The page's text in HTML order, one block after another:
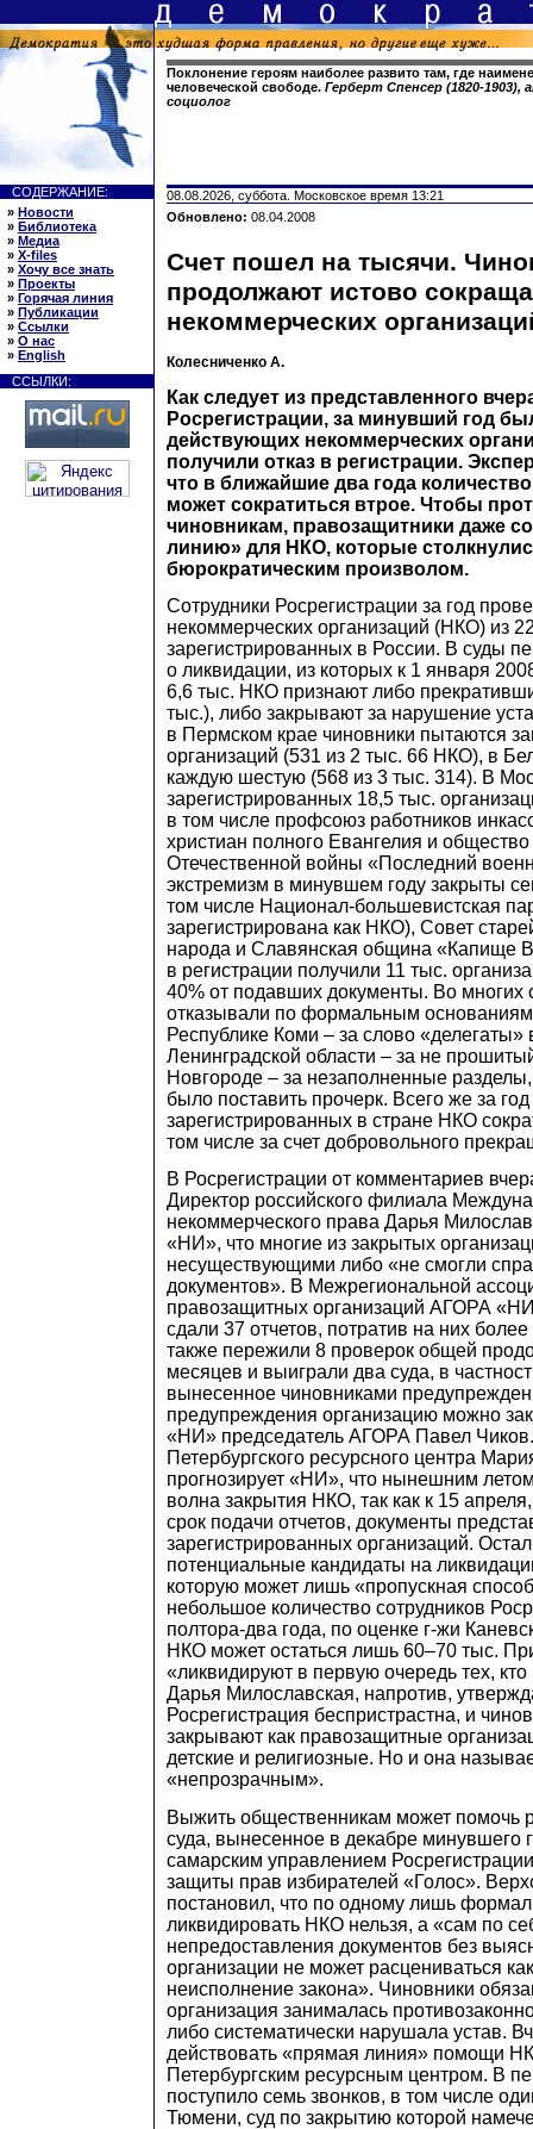
Поклонение героям наиболее развито там, где
человеческой свободе. Герберт Спенсер (1820-1903),
социолог
СОДЕРЖАНИЕ:
» Новости
» Библиотека
» Медиа
» X-files
» Хочу все знать
» Проекты
» Горячая линия
» Публикации
» Ссылки
» О нас
» English
ССЫЛКИ:
08.08.2026, суббота. Московское время 13:21
Обновлено: 08.04.2008
Счет пошел на тысячи.
продолжают истово
некоммерческих
Колесниченко А.
Как следует из представленного
Росрегистрации, за минувший год
действующих некоммерческих
получили отказ в регистрации.
что в ближайшие два года
может сократиться втрое. Чтобы
чиновникам, правозащитники даже
линию» для НКО, которые
бюрократическим произволом.
Сотрудники Росрегистрации за год
некоммерческих организаций (НКО) из
зарегистрированных в России. В суды
о ликвидации, из которых к 1 января
6,6 тыс. НКО признают либо
тыс.), либо закрывают за нарушение
в Пермском крае чиновники пытаются
организаций (531 из 2 тыс. 66 НКО), в
каждую шестую (568 из 3 тыс. 314). В
зарегистрированных 18,5 тыс.
в том числе профсоюз работников
христиан полного Евангелия и
Отечественной войны «Последний
экстремизм в минувшем году закрыты
том числе Национал-большевистская
зарегистрирована как НКО), Совет
народа и Славянская община «Капище
в регистрации получили 11 тыс.
40% от подавших документы. Во многих
отказывали по формальным
Республике Коми – за слово
Ленинградской области – за не
Новгороде – за незаполненные
было поставить прочерк. Всего же за
зарегистрированных в стране НКО
том числе за счет добровольного
В Росрегистрации от комментариев
Директор российского филиала
некоммерческого права Дарья
«НИ», что многие из закрытых
несуществующими либо «не смогли
документов». В Межрегиональной
правозащитных организаций АГОРА
сдали 37 отчетов, потратив на них более
также пережили 8 проверок общей
месяцев и выиграли два суда, в
вынесенное чиновниками
предупреждения организацию можно
«НИ» председатель АГОРА Павел
Петербургского ресурсного центра
прогнозирует «НИ», что нынешним
волна закрытия НКО, так как к 15 апреля,
срок подачи отчетов, документы
зарегистрированных организаций.
потенциальные кандидаты на
которую может лишь «пропускная
небольшое количество сотрудников
полтора-два года, по оценке г-жи
НКО может остаться лишь 60–70 тыс.
«ликвидируют в первую очередь тех, кто
Дарья Милославская, напротив,
Росрегистрация беспристрастна, и
закрывают как правозащитные
детские и религиозные. Но и она
«непрозрачным».
Выжить общественникам может помочь
суда, вынесенное в декабре минувшего
самарским управлением
защиты прав избирателей «Голос».
постановил, что по одному лишь
ликвидировать НКО нельзя, а «сам по
непредоставления документов без
организации не может расцениваться
неисполнение закона». Чиновники
организация занималась
либо систематически нарушала устав.
действовать «прямая линия» помощи
Петербургским ресурсным центром. В
поступило семь звонков, в том числе
Тюмени, суд по закрытию которой